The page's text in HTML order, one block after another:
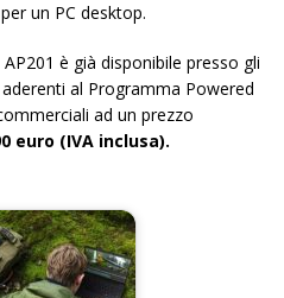
un PC desktop.
è già disponibile presso gli
al Programma Powered
ad un prezzo
euro (IVA inclusa).